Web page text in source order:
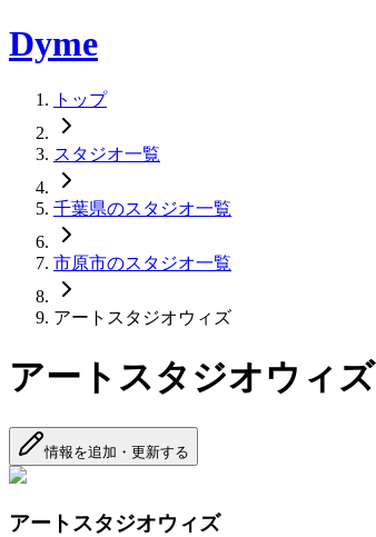
Dyme
トップ
スタジオ一覧
千葉県のスタジオ一覧
市原市のスタジオ一覧
アートスタジオウィズ
アートスタジオウィズ
情報を追加・更新する
アートスタジオウィズ